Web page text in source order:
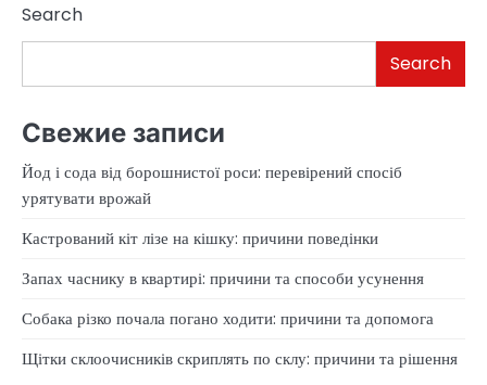
Search
Search
Свежие записи
Йод і сода від борошнистої роси: перевірений спосіб
урятувати врожай
Кастрований кіт лізе на кішку: причини поведінки
Запах часнику в квартирі: причини та способи усунення
Собака різко почала погано ходити: причини та допомога
Щітки склоочисників скриплять по склу: причини та рішення